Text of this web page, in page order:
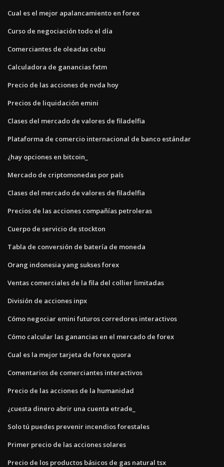
Cual es el mejor apalancamiento en forex
Curso de negociación todo el día
Comerciantes de oleadas cebu
Calculadora de ganancias fxtm
Precio de las acciones de nvda hoy
Precios de liquidación emini
Clases del mercado de valores de filadelfia
Plataforma de comercio internacional de banco estándar
¿hay opciones en bitcoin_
Mercado de criptomonedas por país
Clases del mercado de valores de filadelfia
Precios de las acciones compañías petroleras
Cuerpo de servicio de stockton
Tabla de conversión de batería de moneda
Orang indonesia yang sukses forex
Ventas comerciales de la fila del collier limitadas
División de acciones inpx
Cómo negociar emini futuros corredores interactivos
Cómo calcular las ganancias en el mercado de forex
Cual es la mejor tarjeta de forex quora
Comentarios de comerciantes interactivos
Precio de las acciones de la humanidad
¿cuesta dinero abrir una cuenta etrade_
Solo tú puedes prevenir incendios forestales
Primer precio de las acciones solares
Precio de los productos básicos de gas natural tsx